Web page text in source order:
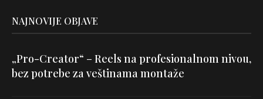
NAJNOVIJE OBJAVE
„Pro-Creator“ – Reels na profesionalnom nivou,
bez potrebe za veštinama montaže